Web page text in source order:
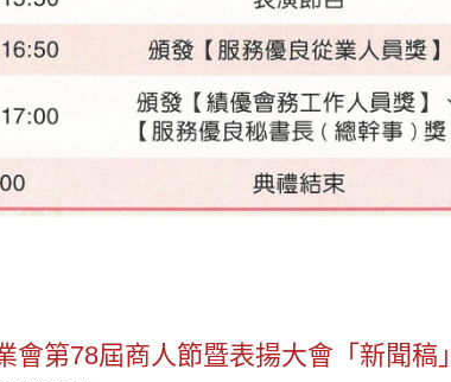
會第78屆商人節暨表揚大會「新聞稿」